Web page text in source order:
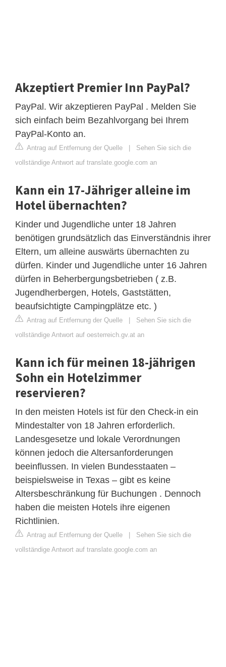
Akzeptiert Premier Inn PayPal?
PayPal. Wir akzeptieren PayPal . Melden Sie
sich einfach beim Bezahlvorgang bei Ihrem
PayPal-Konto an.
Antrag auf Entfernung der Quelle | Sehen Sie sich die
vollständige Antwort auf translate.google.com an
Kann ein 17-Jähriger alleine im
Hotel übernachten?
Kinder und Jugendliche unter 18 Jahren
benötigen grundsätzlich das Einverständnis ihrer
Eltern, um alleine auswärts übernachten zu
dürfen. Kinder und Jugendliche unter 16 Jahren
dürfen in Beherbergungsbetrieben ( z.B.
Jugendherbergen, Hotels, Gaststätten,
beaufsichtigte Campingplätze etc. )
Antrag auf Entfernung der Quelle | Sehen Sie sich die
vollständige Antwort auf oesterreich.gv.at an
Kann ich für meinen 18-jährigen
Sohn ein Hotelzimmer
reservieren?
In den meisten Hotels ist für den Check-in ein
Mindestalter von 18 Jahren erforderlich.
Landesgesetze und lokale Verordnungen
können jedoch die Altersanforderungen
beeinflussen. In vielen Bundesstaaten –
beispielsweise in Texas – gibt es keine
Altersbeschränkung für Buchungen . Dennoch
haben die meisten Hotels ihre eigenen
Richtlinien.
Antrag auf Entfernung der Quelle | Sehen Sie sich die
vollständige Antwort auf translate.google.com an